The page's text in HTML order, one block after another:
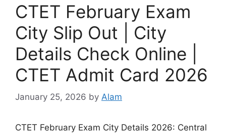
CTET February Exam
City Slip Out | City
Details Check Online |
CTET Admit Card 2026
January 25, 2026 by Alam
CTET February Exam City Details 2026: Central